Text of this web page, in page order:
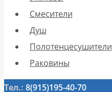
Смесители
Душ
Полотенцесушители
Раковины
Тел.: 8(915)195-40-70